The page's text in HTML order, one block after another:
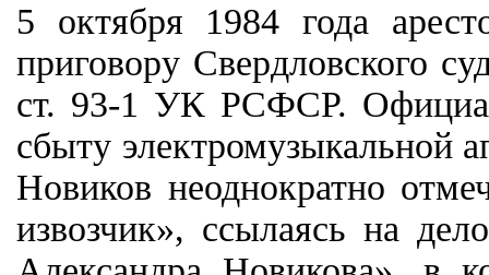
5 октября 1984 года
приговору Свердловского
ст. 93-1 УК РСФСР.
сбыту электромузыкальной
Новиков неоднократно
извозчик», ссылаясь на